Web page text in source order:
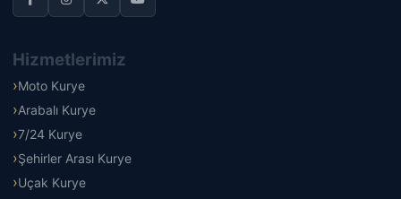
Hizmetlerimiz
Moto Kurye
Arabalı Kurye
7/24 Kurye
Şehirler Arası Kurye
Uçak Kurye